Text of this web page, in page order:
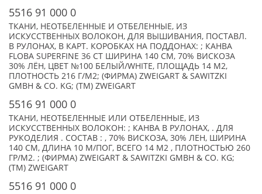
5516 91 000 0
ТКАНИ, НЕОТБЕЛЕННЫЕ И ОТБЕЛЕННЫЕ, ИЗ
ИСКУССТВЕННЫХ ВОЛОКОН, ДЛЯ ВЫШИВАНИЯ, ПОСТАВЛ.
В РУЛОНАХ, В КАРТ. КОРОБКАХ НА ПОДДОНАХ: ; КАНВА
FLOBA SUPERFINE 36 СТ ШИРИНА 140 СМ, 70% ВИСКОЗА
30% ЛЁН, ЦВЕТ №100 БЕЛЫЙ/WHITE, ПЛОЩАДЬ 14 М2,
ПЛОТНОСТЬ 216 Г/М2; (ФИРМА) ZWEIGART & SAWITZKI
GMBH & CO. KG; (TM) ZWEIGART
5516 91 000 0
ТКАНИ, НЕОТБЕЛЕННЫЕ ИЛИ ОТБЕЛЕННЫЕ, ИЗ
ИСКУССТВЕННЫХ ВОЛОКОН: ; КАНВА В РУЛОНАХ, . ДЛЯ
РУКОДЕЛИЯ . СОСТАВ : , 70% ВИСКОЗА, 30% ЛЕН, ШИРИНА
140 СМ, ДЛИНА 10 М/ПОГ, ВСЕГО 14 М2 , ПЛОТНОСТЬЮ 260
ГР/М2. ; (ФИРМА) ZWEIGART & SAWITZKI GMBH & CO. KG;
(TM) ZWEIGART
5516 91 000 0